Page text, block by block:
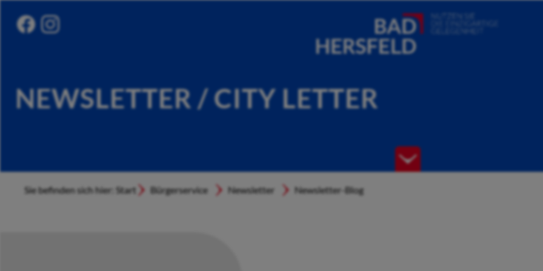
NEWSLETTER / CITY LETTER
Sie befinden sich hier: Start Bürgerservice Newsletter Newsletter-Blog